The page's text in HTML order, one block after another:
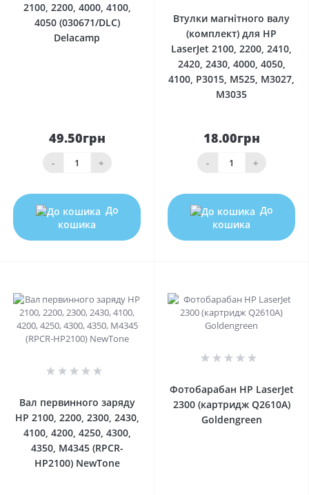
2100, 2200, 4000, 4100,
4050 (030671/DLC)
Delacamp
49.50грн
- +
До
кошика
Втулки магнітного валу
(комплект) для HP
LaserJet 2100, 2200, 2410,
2420, 2430, 4000, 4050,
4100, P3015, M525, M3027,
M3035
18.00грн
- +
До
кошика
Вал первинного заряду
HP 2100, 2200, 2300, 2430,
4100, 4200, 4250, 4300,
4350, M4345 (RPCR-
HP2100) NewTone
Фотобарабан HP LaserJet
2300 (картридж Q2610A)
Goldengreen